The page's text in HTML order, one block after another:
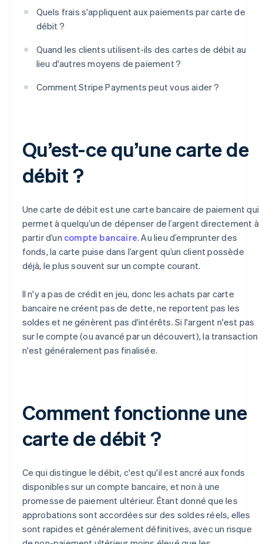
Quels frais s'appliquent aux paiements par carte de
débit ?
Quand les clients utilisent-ils des cartes de débit au
lieu d'autres moyens de paiement ?
Comment Stripe Payments peut vous aider ?
Qu’est-ce qu’une carte de
débit ?
Une carte de débit est une carte bancaire de paiement qui
permet à quelqu’un de dépenser de l’argent directement à
partir d’un compte bancaire. Au lieu d’emprunter des
fonds, la carte puise dans l’argent qu’un client possède
déjà, le plus souvent sur un compte courant.
Il n'y a pas de crédit en jeu, donc les achats par carte
bancaire ne créent pas de dette, ne reportent pas les
soldes et ne génèrent pas d'intérêts. Si l'argent n'est pas
sur le compte (ou avancé par un découvert), la transaction
n'est généralement pas finalisée.
Comment fonctionne une
carte de débit ?
Ce qui distingue le débit, c'est qu'il est ancré aux fonds
disponibles sur un compte bancaire, et non à une
promesse de paiement ultérieur. Étant donné que les
approbations sont accordées sur des soldes réels, elles
sont rapides et généralement définitives, avec un risque